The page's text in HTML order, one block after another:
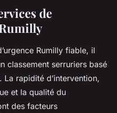
de
Rumilly fiable, il
classement serruriers basé
rapidité d’intervention,
et la qualité du
des facteurs